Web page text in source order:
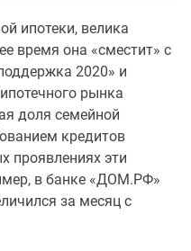
ипотеки, велика
время она «сместит» с
2020» и
рынка
доля семейной
кредитов
проявлениях эти
в банке «ДОМ.РФ»
за месяц с